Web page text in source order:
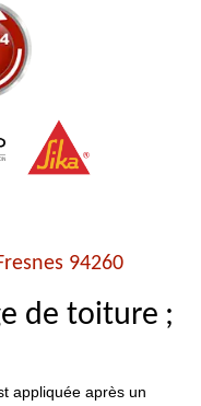
94260
de toiture ;
appliquée après un